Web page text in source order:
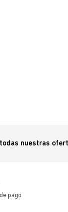
nuestras
pago